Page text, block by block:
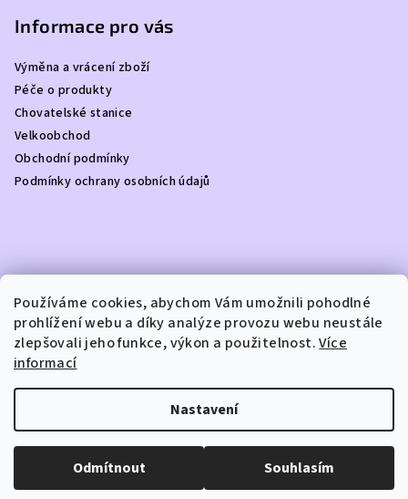
Používáme cookies, abychom Vám umožnili pohodlné
prohlížení webu a díky analýze provozu webu neustále
zlepšovali jeho funkce, výkon a použitelnost.Více
informací
Nastavení
Odmítnout Souhlasím
Informace pro vás
Výměna a vrácení zboží
Péče o produkty
Chovatelské stanice
Velkoobchod
Obchodní podmínky
Podmínky ochrany osobních údajů
Kontakt
info @dottydoggie.cz
+420739459984
DOTTY DOGGIE
Vytvořil Shoptet